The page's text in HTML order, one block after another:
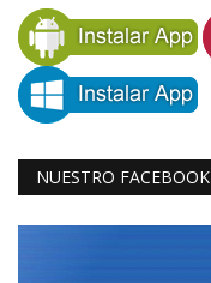
NUESTRO FACEBOOK